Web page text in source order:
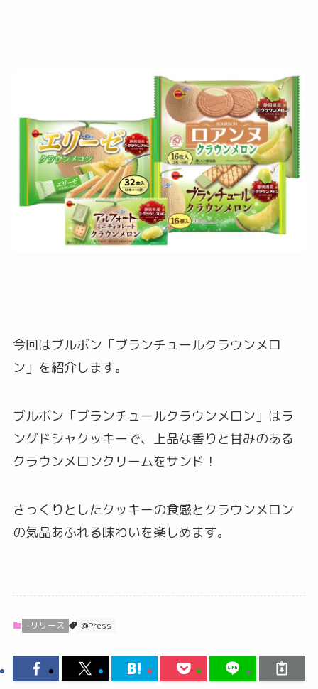
今回はブルボン「ブランチュールクラウンメロ
ン」を紹介します。
ブルボン「ブランチュールクラウンメロン」はラ
ングドシャクッキーで、上品な香りと甘みのある
クラウンメロンクリームをサンド！
さっくりとしたクッキーの食感とクラウンメロン
の気品あふれる味わいを楽しめます。
-リリース @Press